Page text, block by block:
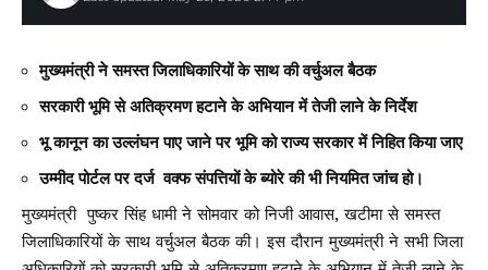
मुख्यमंत्री ने समस्त जिलाधिकारियों के साथ की वर्चुअल बैठक
सरकारी भूमि से अतिक्रमण हटाने के अभियान में तेजी लाने के निर्देश
भू कानून का उल्लंघन पाए जाने पर भूमि को राज्य सरकार में निहित किया जाए
उम्मीद पोर्टल पर दर्ज वक्फ संपत्तियों के ब्योरे की भी नियमित जांच हो।
मुख्यमंत्री पुष्कर सिंह धामी ने सोमवार को निजी आवास, खटीमा से समस्त
जिलाधिकारियों के साथ वर्चुअल बैठक की। इस दौरान मुख्यमंत्री ने सभी जिला